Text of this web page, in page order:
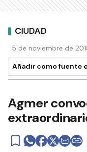
CIUDAD
5 de noviembre de
Añadir como fuente
Agmer